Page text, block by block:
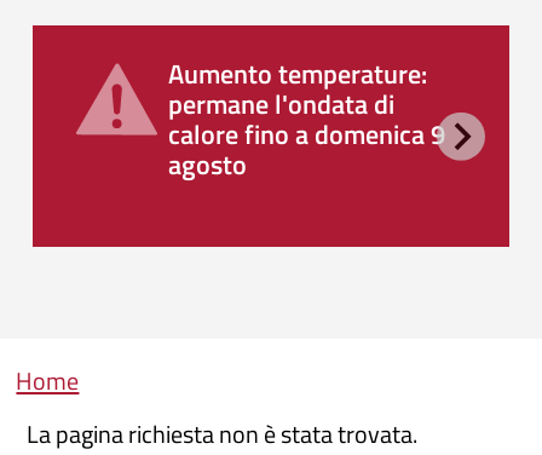
Aumento temperature:
permane l'ondata di
calore fino a domenica 9
agosto
Briciole di pane
Home
La pagina richiesta non è stata trovata.